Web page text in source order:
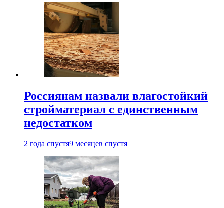
Россиянам назвали влагостойкий
стройматериал с единственным
недостатком
2 года спустя9 месяцев спустя